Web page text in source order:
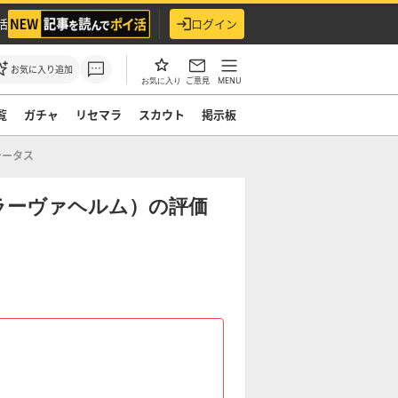
ログイン
お気に入り追加
お気に入り ご意見 MENU
ガチャ リセマラ スカウト 掲示板
タス
ヴァヘルム）の評価